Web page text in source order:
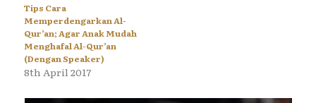
Tips Cara
Memperdengarkan Al-
Qur’an; Agar Anak Mudah
Menghafal Al-Qur’an
(Dengan Speaker)
8th April 2017